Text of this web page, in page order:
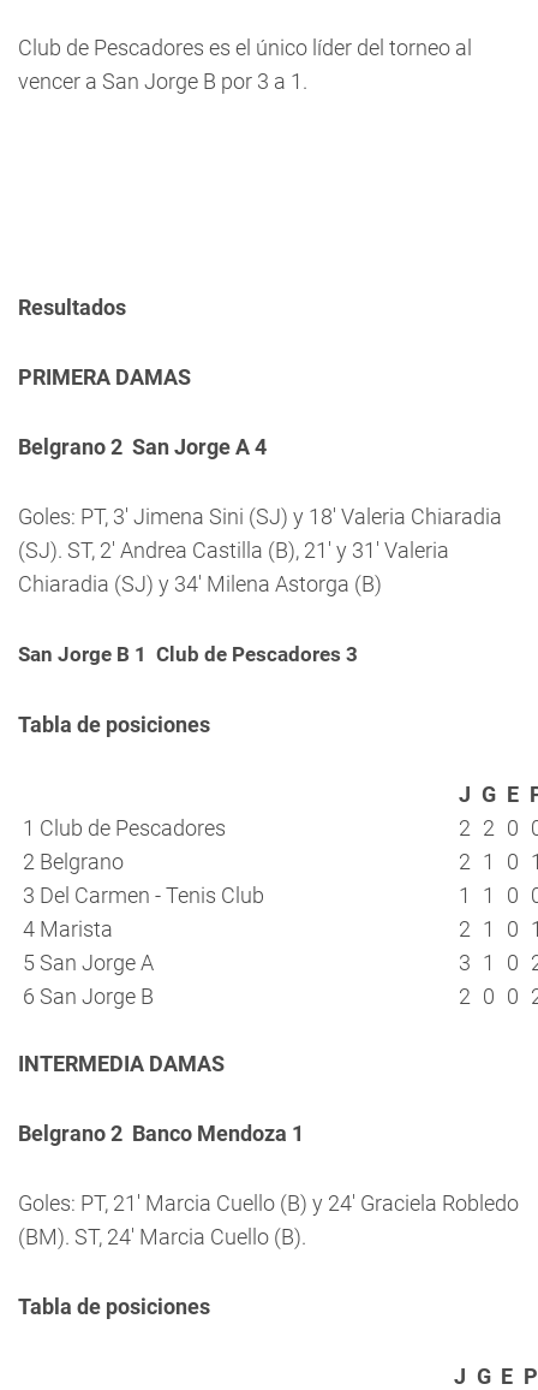
Club de Pescadores es el único líder del torneo al
vencer a San Jorge B por 3 a 1.
Resultados
PRIMERA DAMAS
Belgrano 2  San Jorge A 4
Goles: PT, 3′ Jimena Sini (SJ) y 18′ Valeria Chiaradia
(SJ). ST, 2′ Andrea Castilla (B), 21′ y 31′ Valeria
Chiaradia (SJ) y 34′ Milena Astorga (B)
San Jorge B 1  Club de Pescadores 3
Tabla de posiciones
J G E
1 Club de Pescadores 2 2 0
2 Belgrano 2 1 0
3 Del Carmen - Tenis Club 1 1 0
4 Marista 2 1 0
5San Jorge A 3 1 0
6 San Jorge B 2 0 0
INTERMEDIA DAMAS
Belgrano 2  Banco Mendoza 1
Goles: PT, 21′ Marcia Cuello (B) y 24′ Graciela Robledo
(BM). ST, 24′ Marcia Cuello (B).
Tabla de posiciones
J G E P